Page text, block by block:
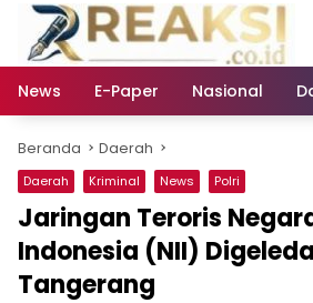
Langsung
konten
News
E-Paper Nasional
Beranda Daerah
Daerah Kriminal News Polri
Jaringan Teroris
Indonesia (NII)
Tangerang